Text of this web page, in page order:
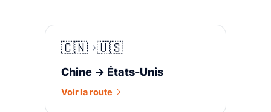
🇨🇳 🇺🇸
Chine → États-Unis
Voir la route